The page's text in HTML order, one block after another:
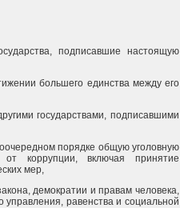
подписавшие настоящую
большего единства между его
государствами, подписавшими
порядке общую уголовную
коррупции, включая принятие
мер,
демократии и правам человека,
равенства и социальной